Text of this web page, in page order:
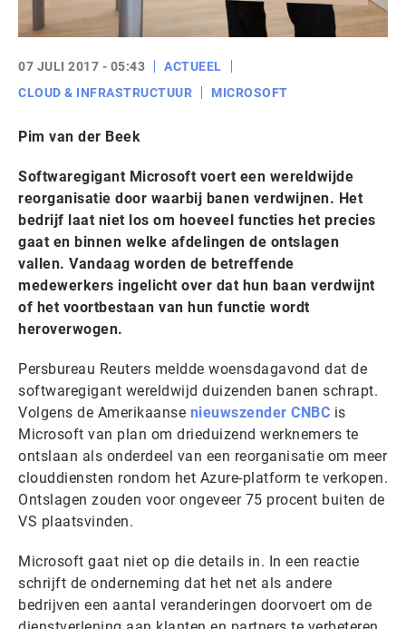
07 JULI 2017 - 05:43
ACTUEEL
CLOUD & INFRASTRUCTUUR
MICROSOFT
Pim van der Beek
Softwaregigant Microsoft voert een wereldwijde
reorganisatie door waarbij banen verdwijnen. Het
bedrijf laat niet los om hoeveel functies het precies
gaat en binnen welke afdelingen de ontslagen
vallen. Vandaag worden de betreffende
medewerkers ingelicht over dat hun baan verdwijnt
of het voortbestaan van hun functie wordt
heroverwogen.
Persbureau Reuters meldde woensdagavond dat de
softwaregigant wereldwijd duizenden banen schrapt.
Volgens de Amerikaanse nieuwszender CNBC is
Microsoft van plan om drieduizend werknemers te
ontslaan als onderdeel van een reorganisatie om meer
clouddiensten rondom het Azure-platform te verkopen.
Ontslagen zouden voor ongeveer 75 procent buiten de
VS plaatsvinden.
Microsoft gaat niet op die details in. In een reactie
schrijft de onderneming dat het net als andere
bedrijven een aantal veranderingen doorvoert om de